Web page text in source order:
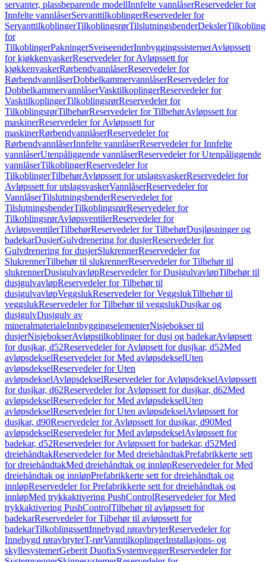
servanter, plassbeparende modellInnfelte vannlåserReservedeler for
Innfelte vannlåserServanttilkoblingerReservedeler for
ServanttilkoblingerTilkoblingsrørTilslutningsbenderDeksler
for
TilkoblingerPakningerSveiseenderInnbyggingssisternerAvløpssett
for kjøkkenvaskerReservedeler for Avløpssett for
kjøkkenvaskerRørbendvannlåserReservedeler for
RørbendvannlåserDobbelkammervannlåserReservedeler for
DobbelkammervannlåserVasktilkoplingerReservedeler for
VasktilkoplingerTilkoblingsrørReservedeler for
TilkoblingsrørTilbehørReservedeler for TilbehørAvløpssett for
maskinerReservedeler for Avløpssett for
maskinerRørbendvannlåserReservedeler for
RørbendvannlåserInnfelte vannlåserReservedeler for Innfelte
vannlåserUtenpåliggende vannlåserReservedeler for Utenpåliggende
vannlåserTilkoblingerReservedeler for
TilkoblingerTilbehørAvløpssett for utslagsvaskerReservedeler for
Avløpssett for utslagsvaskerVannlåserReservedeler for
VannlåserTilslutningsbenderReservedeler for
TilslutningsbenderTilkoblingsrørReservedeler for
TilkoblingsrørAvløpsventilerReservedeler for
AvløpsventilerTilbehørReservedeler for TilbehørDusjløsninger og
badekarDusjerGulvdrenering for dusjerReservedeler for
Gulvdrenering for dusjerSlukrennerReservedeler for
SlukrennerTilbehør til slukrennerReservedeler for Tilbehør til
slukrennerDusjgulvavløpReservedeler for DusjgulvavløpTilbehør til
dusjgulvavløpReservedeler for Tilbehør til
dusjgulvavløpVeggslukReservedeler for VeggslukTilbehør til
veggslukReservedeler for Tilbehør til veggslukDusjkar og
dusjgulvDusjgulv av
mineralmaterialeInnbyggingselementerNisjebokser til
dusjerNisjebokserAvløpstilkoblinger for dusj og badekarAvløpsett
for dusjkar, d52Reservedeler for Avløpsett for dusjkar, d52Med
avløpsdekselReservedeler for Med avløpsdekselUten
avløpsdekselReservedeler for Uten
avløpsdekselAvløpsdekselReservedeler for AvløpsdekselAvløpssett
for dusjkar, d62Reservedeler for Avløpssett for dusjkar, d62Med
avløpsdekselReservedeler for Med avløpsdekselUten
avløpsdekselReservedeler for Uten avløpsdekselAvløpssett for
dusjkar, d90Reservedeler for Avløpssett for dusjkar, d90Med
avløpsdekselReservedeler for Med avløpsdekselAvløpssett for
badekar, d52Reservedeler for Avløpssett for badekar, d52Med
dreiehåndtakReservedeler for Med dreiehåndtakPrefabrikkerte sett
for dreiehåndtakMed dreiehåndtak og innløpReservedeler for Med
dreiehåndtak og innløpPrefabrikkerte sett for dreiehåndtak og
innløpReservedeler for Prefabrikkerte sett for dreiehåndtak og
innløpMed trykkaktivering PushControlReservedeler for Med
trykkaktivering PushControlTilbehør til avløpssett for
badekarReservedeler for Tilbehør til avløpssett for
badekarTilkoblingssettInnebygd røravbryterReservedeler for
Innebygd røravbryterT-rørVanntilkoplingerInstallasjons- og
skyllesystemerGeberit DuofixSystemveggerReservedeler for